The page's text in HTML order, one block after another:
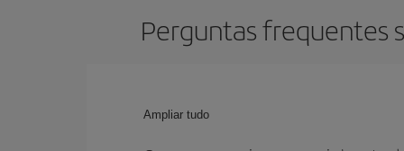
Perguntas frequentes
Ampliar tudo